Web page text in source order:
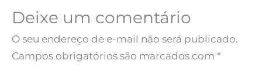
Deixe um comentário
O seu endereço de e-mail não será publicado.
Campos obrigatórios são marcados com *